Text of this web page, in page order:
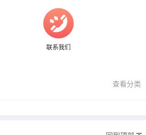
联系我们
查看分类